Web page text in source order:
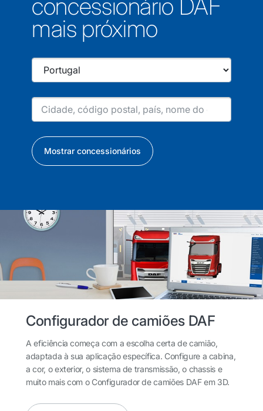
concessionário DAF
mais próximo
Mostrar concessionários
Configurador de camiões DAF
A eficiência começa com a escolha certa de camião,
adaptada à sua aplicação específica. Configure a cabina,
a cor, o exterior, o sistema de transmissão, o chassis e
muito mais com o Configurador de camiões DAF em 3D.